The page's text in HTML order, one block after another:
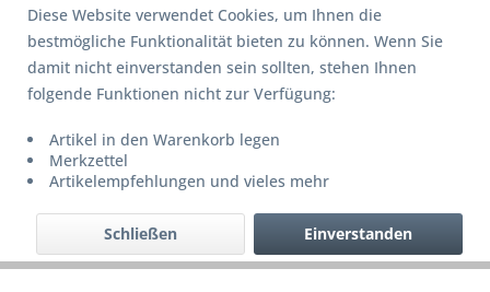
Diese Website verwendet Cookies, um Ihnen die
bestmögliche Funktionalität bieten zu können. Wenn Sie
damit nicht einverstanden sein sollten, stehen Ihnen
folgende Funktionen nicht zur Verfügung:
Artikel in den Warenkorb legen
Merkzettel
Artikelempfehlungen und vieles mehr
Einverstanden
Schließen